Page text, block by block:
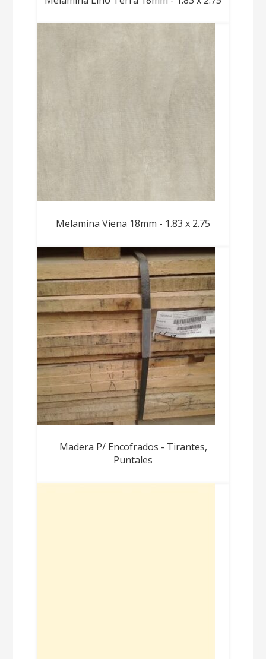
Melamina Viena 18mm - 1.83 x 2.75
Madera P/ Encofrados - Tirantes,
Puntales